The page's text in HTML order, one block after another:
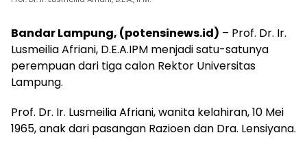
Bandar Lampung, (potensinews.id) – Prof. Dr. Ir.
Lusmeilia Afriani, D.E.A.IPM menjadi satu-satunya
perempuan dari tiga calon Rektor Universitas
Lampung.
Prof. Dr. Ir. Lusmeilia Afriani, wanita kelahiran, 10 Mei
1965, anak dari pasangan Razioen dan Dra. Lensiyana.